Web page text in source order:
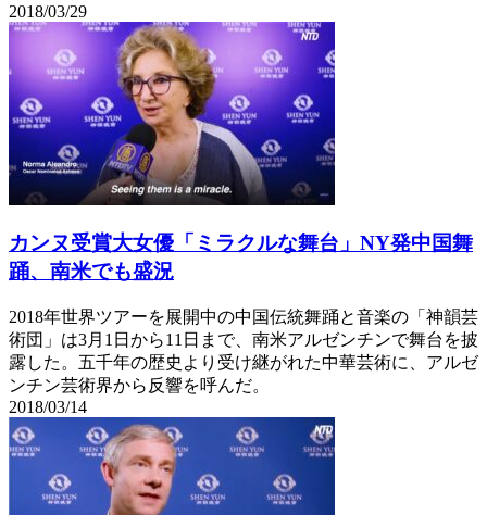
2018/03/29
カンヌ受賞大女優「ミラクルな舞台」NY発中国舞
踊、南米でも盛況
2018年世界ツアーを展開中の中国伝統舞踊と音楽の「神韻芸
術団」は3月1日から11日まで、南米アルゼンチンで舞台を披
露した。五千年の歴史より受け継がれた中華芸術に、アルゼ
ンチン芸術界から反響を呼んだ。
2018/03/14